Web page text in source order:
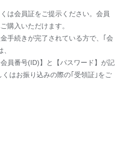
は会員証をご提示ください。会員
購入いただけます。
手続きが完了されている方で、｢会
、
員番号(ID)】と【パスワード】が記
はお振り込みの際の｢受領証｣をご